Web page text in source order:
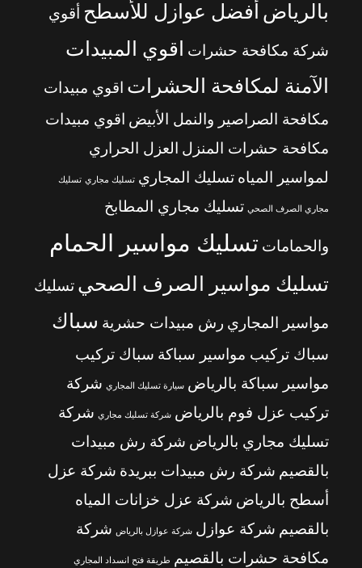
بالرياض أفضل عوازل للأسطح أقوي
شركة مكافحة حشرات
اقوي المبيدات
الآمنة لمكافحة الحشرات اقوي مبيدات
مكافحة الصراصير والنمل الأبيض اقوي مبيدات
مكافحة حشرات المنزل العزل الحراري
لمواسير المياه تسليك المجاري تسليك مجاري تسليك
مجاري الصرف الصحي تسليك مجاري المطابخ
والحمامات تسليك مواسير الحمام
تسليك مواسير الصرف الصحي تسليك
مواسير المجاري رش مبيدات حشرية سباك
سباك تركيب مواسير سباكة سباك تركيب
مواسير سباكة بالرياض سيارة تسليك المجاري شركة
تركيب عزل فوم بالرياض شركة تسليك مجاري شركة
تسليك مجاري بالرياض شركة رش مبيدات
بالقصيم شركة رش مبيدات ببريدة شركة عزل
أسطح بالرياض شركة عزل خزانات المياه
بالقصيم شركة عوازل شركة عوازل بالرياض شركة
مكافحة حشرات بالقصيم طريقة فتح انسداد المجاري